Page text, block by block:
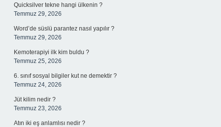
Quicksilver tekne hangi ülkenin ?
Temmuz 29, 2026
Word’de süslü parantez nasıl yapılır ?
Temmuz 29, 2026
Kemoterapiyi ilk kim buldu ?
Temmuz 25, 2026
6. sınıf sosyal bilgiler kut ne demektir ?
Temmuz 24, 2026
Jüt kilim nedir ?
Temmuz 23, 2026
Atın iki eş anlamlısı nedir ?